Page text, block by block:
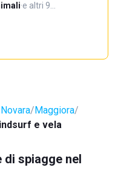
·e altri 9…
Maggiora
e vela
spiagge nel